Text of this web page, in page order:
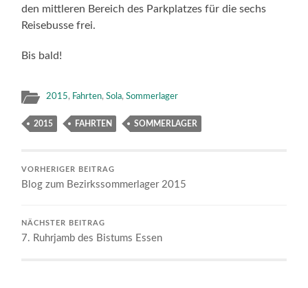
den mittleren Bereich des Parkplatzes für die sechs
Reisebusse frei.
Bis bald!
2015, Fahrten,Sola,Sommerlager
2015 FAHRTEN SOMMERLAGER
VORHERIGER BEITRAG
Blog zum Bezirkssommerlager 2015
NÄCHSTER BEITRAG
7. Ruhrjamb des Bistums Essen